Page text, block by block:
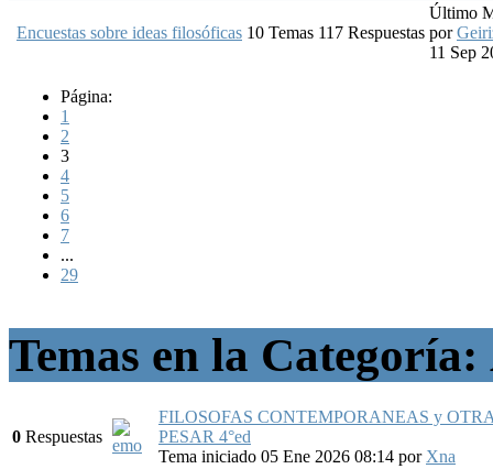
Encuestas sobre ideas filosóficas 10 Temas 117 Respuestas
Último
por
11 Sep
Página:
1
2
3
4
5
6
7
...
29
Temas en la
0 Respuestas
FILOSOFAS CONTEMPORANEAS y
PESAR 4°ed
Tema iniciado 05 Ene 2026 08:14 por Xna